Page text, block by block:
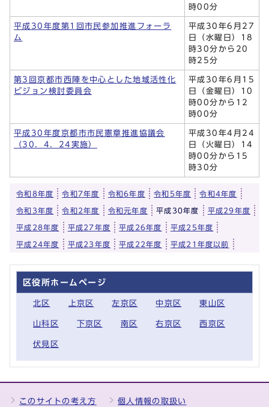
時00分
平成30年度第1回市民参加推進フォーラ
ム
平成30年6月27
日（水曜日）18
時30分から20
時25分
第3回京都市西陣を中心とした地域活性化
ビジョン検討委員会
平成30年6月15
日（金曜日）10
時00分から12
時00分
平成30年度京都市市民憲章推進協議会
（30．4．24実施）
平成30年4月24
日（火曜日）14
時00分から15
時30分
令和8年度 令和7年度 令和6年度 令和5年度 令和4年度
令和3年度 令和2年度 令和元年度 平成30年度 平成29年度
平成28年度 平成27年度 平成26年度 平成25年度
平成24年度 平成23年度 平成22年度 平成21年度以前
区役所ホームページ
北区 上京区 左京区 中京区 東山区
山科区 下京区 南区 右京区 西京区
伏見区
このサイトの考え方 個人情報の取扱い